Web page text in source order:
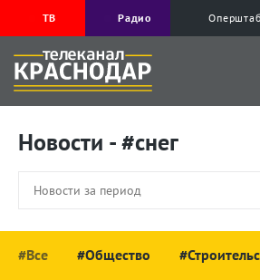
ТВ Радио
Новости - #снег
#Все #Общество